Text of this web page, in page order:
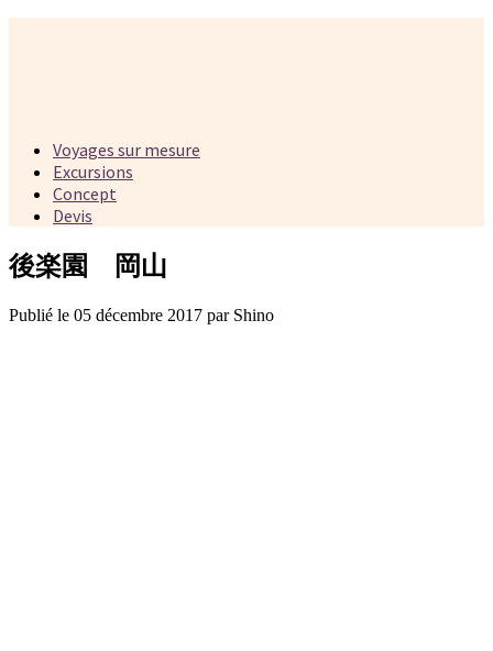
Voyages sur mesure
Excursions
Concept
Devis
後楽園 岡山
Publié le 05 décembre 2017 par Shino